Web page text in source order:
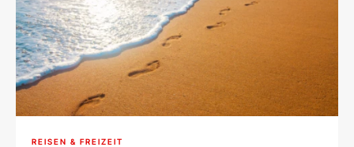
REISEN & FREIZEIT